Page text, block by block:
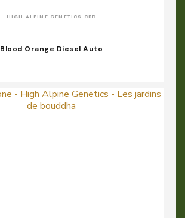
HIGH ALPINE GENETICS CBD
Blood Orange Diesel Auto